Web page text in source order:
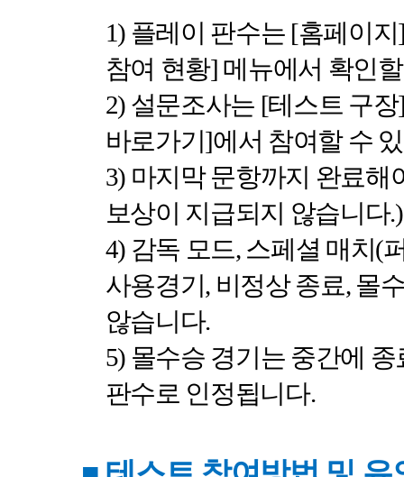
1) 플레이 판수는 [홈페이지
참여 현황] 메뉴에서 확인
2) 설문조사는 [테스트 구장
바로가기]에서 참여할 수
3) 마지막 문항까지 완료해
보상이 지급되지 않습니다.)
4) 감독 모드, 스페셜 매치(
사용경기, 비정상 종료, 몰
않습니다.
5) 몰수승 경기는 중간에
판수로 인정됩니다.